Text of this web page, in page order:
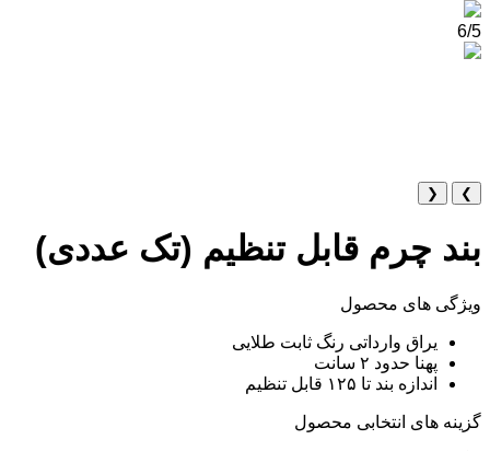
6/5
❯
❮
بند چرم قابل تنظیم (تک عددی)
ویژگی های محصول
یراق وارداتی رنگ ثابت طلایی
پهنا حدود ۲ سانت
اندازه بند تا ۱۲۵ قابل تنظیم
گزینه های انتخابی محصول